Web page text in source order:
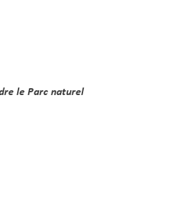
le Parc naturel